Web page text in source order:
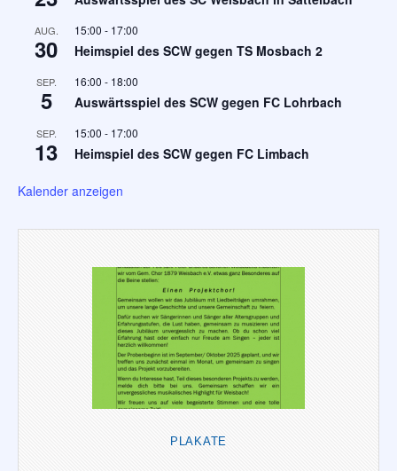
AUG.
30
15:00 - 17:00
Heimspiel des SCW gegen TS Mosbach 2
SEP.
5
16:00 - 18:00
Auswärtsspiel des SCW gegen FC Lohrbach
SEP.
13
15:00 - 17:00
Heimspiel des SCW gegen FC Limbach
Kalender anzeigen
PLAKATE